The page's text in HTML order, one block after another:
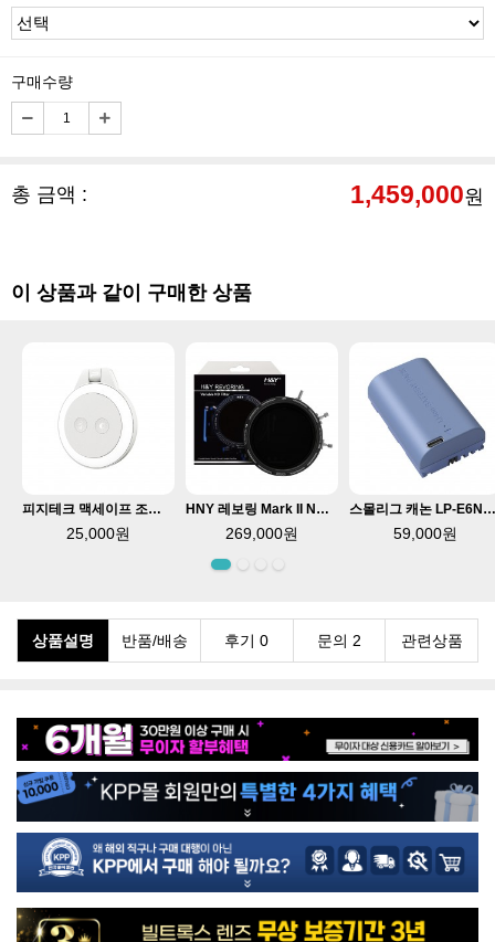
구매수량
총 금액 : 1,459,000원
이 상품과 같이 구매한 상품
피지테크 맥세이프 조명 그레이 LED 셀카 라이트 P-PG-012
25,000원
HNY 레보링 Mark II ND3-1000 CPL 67-82mm 가변필터
269,000원
스몰리그 캐논 LP-E6NH 카메라 배터리 USB-C 충전식 KC인증 2400mAh 4264
59,000원
상품설명 반품/배송 후기 0 문의 2 관련상품